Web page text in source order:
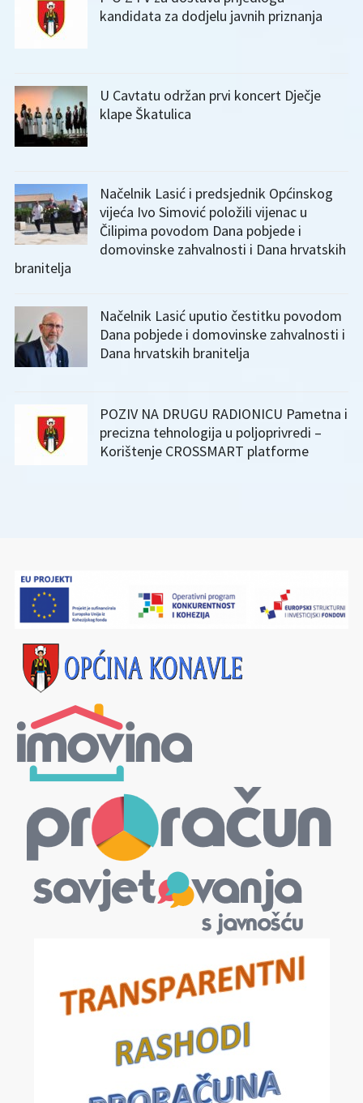
kandidata za dodjelu javnih priznanja
U Cavtatu održan prvi koncert Dječje
klape Škatulica
Načelnik Lasić i predsjednik Općinskog
vijeća Ivo Simović položili vijenac u
Čilipima povodom Dana pobjede i
domovinske zahvalnosti i Dana hrvatskih
branitelja
Načelnik Lasić uputio čestitku povodom
Dana pobjede i domovinske zahvalnosti i
Dana hrvatskih branitelja
POZIV NA DRUGU RADIONICU Pametna i
precizna tehnologija u poljoprivredi –
Korištenje CROSSMART platforme